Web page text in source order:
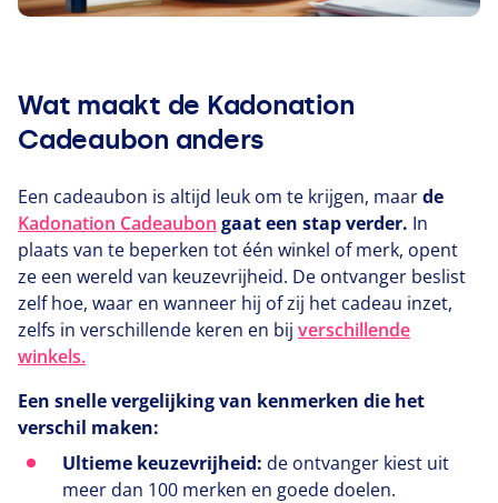
Wat maakt de Kadonation
Cadeaubon anders
Een cadeaubon is altijd leuk om te krijgen, maarde
Kadonation Cadeaubon gaat een stap verder. In
plaats van te beperken tot één winkel of merk, opent
ze een wereld van keuzevrijheid. De ontvanger beslist
zelf hoe, waar en wanneer hij of zij het cadeau inzet,
zelfs in verschillende keren en bij verschillende
winkels.
Een snelle vergelijking van kenmerken die het
verschil maken:
Ultieme keuzevrijheid: de ontvanger kiest uit
meer dan 100 merken en goede doelen.